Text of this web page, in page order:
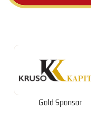
Gold Sponsor